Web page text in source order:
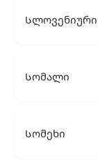
Სლოვენიური
Სომალი
Სომეხი